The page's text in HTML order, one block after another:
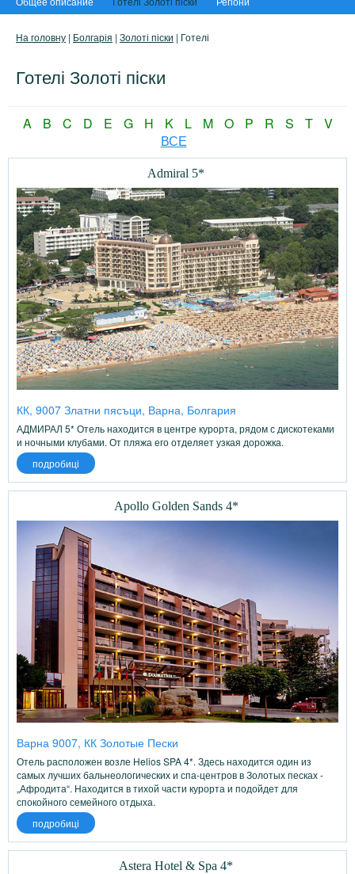
На головну | Болгарія | Золоті піски | Готелі
Готелі Золоті піски
A B C D E G H K L M O P R S T
V
ВСЕ
Admiral 5*
КК, 9007 Златни пясъци, Варна, Болгария
АДМИРАЛ 5* Отель находится в центре курорта, рядом с дискотеками
и ночными клубами. От пляжа его отделяет узкая дорожка.
подробиці
Apollo Golden Sands 4*
Варна 9007, КК Золотые Пески
Отель расположен возле Helios SPA 4*. Здесь находится один из
самых лучших бальнеологических и спа-центров в Золотых песках -
„Афродита“. Находится в тихой части курорта и подойдет для
спокойного семейного отдыха.
подробиці
Astera Hotel & Spa 4*